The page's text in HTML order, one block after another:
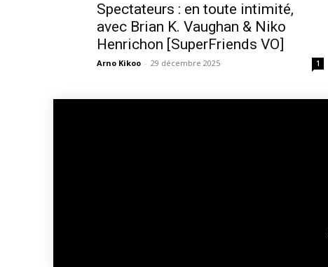
Spectateurs : en toute intimité,
avec Brian K. Vaughan & Niko
Henrichon [SuperFriends VO]
Arno Kikoo - 29 décembre 2025 1